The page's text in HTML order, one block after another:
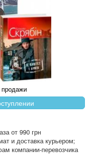
продажи
от 990 грн
и доставка курьером;
компании-перевозчика